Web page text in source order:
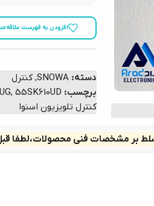
افزودن به فهرست
دسته: SNOWA
, کنترل
برچسب:
, 55SK610UD
کنترل تلویزیون اسنوا
بر مشخصات فنی محصولات،لطفا قبل